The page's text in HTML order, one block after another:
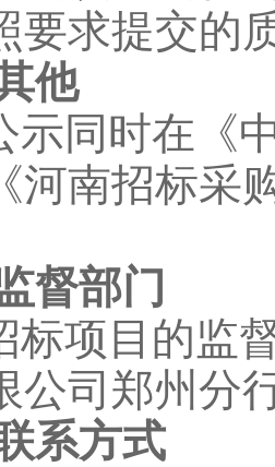
要求提交的
他
示同时在 《
河南招标采
督部门
标项目的监
公司郑州分
系方式